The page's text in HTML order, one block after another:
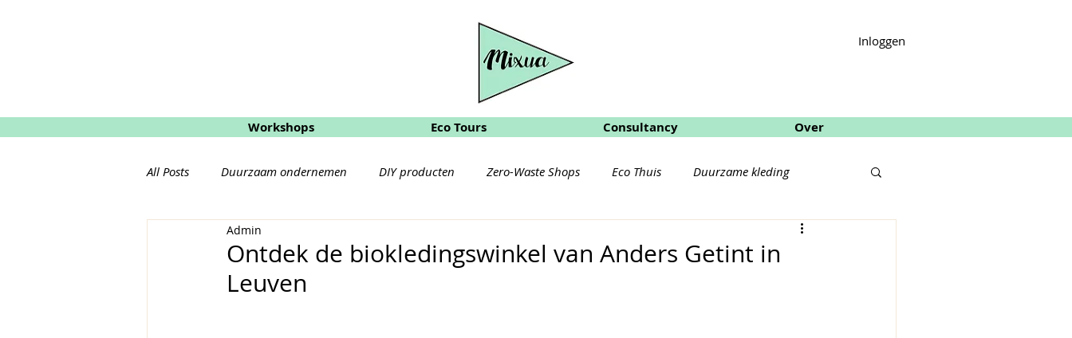
Inloggen
Workshops Eco Tours Consultancy Over
All Posts Duurzaam ondernemen DIY producten Zero-Waste Shops Eco Thuis Duurzame kleding
Eco Shoppen
Ontdek de biokledingswinkel van Anders Getint in
Leuven
Admin